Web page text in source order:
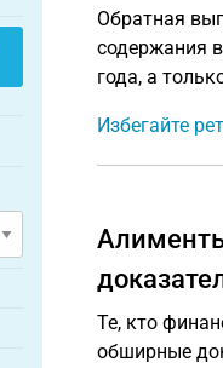
Обратная
содержания
года, а
Избегайте
Те, кто
обширные